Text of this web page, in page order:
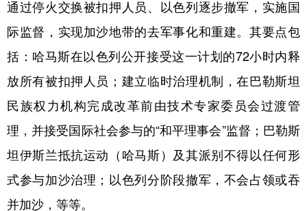
北京 天津 河北 山西
辽宁 吉林 上海 江苏
浙江 安徽 福建 江西
山东 河南 湖北 湖南
通过停火交换被扣押人员、以色列逐步撤军，实施国
际监督，实现加沙地带的去军事化和重建。其要点包
括：哈马斯在以色列公开接受这一计划的72小时内释
放所有被扣押人员；建立临时治理机制，在巴勒斯坦
民族权力机构完成改革前由技术专家委员会过渡管
理，并接受国际社会参与的“和平理事会”监督；巴勒斯
坦伊斯兰抵抗运动（哈马斯）及其派别不得以任何形
式参与加沙治理；以色列分阶段撤军，不会占领或吞
并加沙，等等。